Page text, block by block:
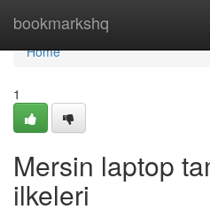
bookmarkshq
Home
Home
1
Mersin laptop
ilkeleri